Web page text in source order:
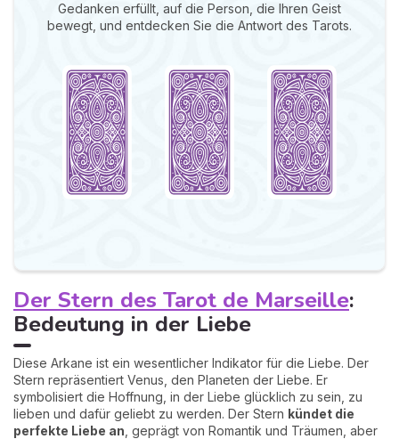
Gedanken erfüllt, auf die Person, die Ihren Geist
bewegt, und entdecken Sie die Antwort des Tarots.
Der Stern des Tarot de Marseille:
Bedeutung in der Liebe
Diese Arkane ist ein wesentlicher Indikator für die Liebe. Der
Stern repräsentiert Venus, den Planeten der Liebe. Er
symbolisiert die Hoffnung, in der Liebe glücklich zu sein, zu
lieben und dafür geliebt zu werden. Der Stern kündet die
perfekte Liebe an , geprägt von Romantik und Träumen, aber